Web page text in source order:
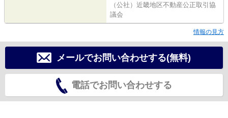
（公社）近畿地区不動産公正取引協
議会
情報の見方
メールでお問い合わせする(無料)
電話でお問い合わせする